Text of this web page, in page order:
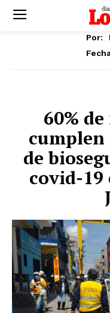
Por:
60%
de
covid-19